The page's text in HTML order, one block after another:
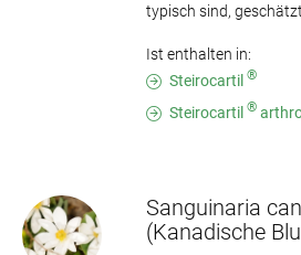
typisch sind, geschätzt.
Ist enthalten in:
Steirocartil ®
Steirocartil ®
Sanguinaria
(Kanadische